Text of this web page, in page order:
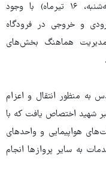
همزمان با اجرای برنامه پروازی امروز(سه‌شنبه، ۱۶ تیرماه) با وجود
تعداد ۹۵ پرواز ورودی و خروجی در فرودگاه
مدیریت هماهنگ بخش‌های
مقدس به منظور انتقال و اعزام
شهید اختصاص یافت که با
هواپیمایی و واحدهای
به سایر پروازها انجام